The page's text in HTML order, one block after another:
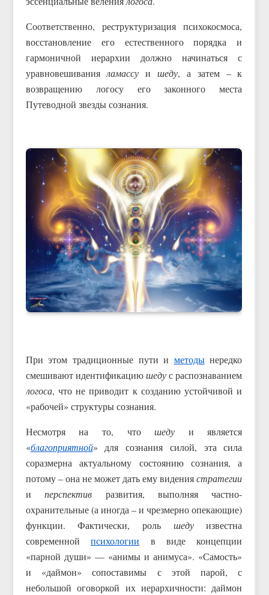
Соответственно, реструктуризация психокосмоса,
восстановление его естественного порядка и
гармоничной иерархии должно начинаться с
уравновешиванияламассу ишеду, а затем – к
возвращению логосу его законного места
Путеводной звезды сознания.
При этом традиционные пути и методынередко
смешивают идентификациюшедус распознаванием
логоса, что не приводит к созданию устойчивой и
«рабочей» структуры сознания.
Несмотря на то, чтошеду и является
«благоприятной» для сознания силой, эта сила
соразмерна актуальному состоянию сознания, а
потому – она не может дать ему видениястратегии
иперспектив развития, выполняя частно-
охранительные (а иногда – и чрезмерно опекающие)
функции. Фактически, роль шедуизвестна
современнойпсихологии в виде концепции
«парной души» — «анимы и анимуса». «Самость»
и «даймон» сопоставимы с этой парой, с
небольшой оговоркой их иерархичности: даймон